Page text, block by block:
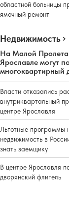
областной больницы
ямочный ремонт
Недвижимость
На Малой
Ярославле могут
многоквартирный
Власти отказались
внутриквартальный
центре Ярославля
Льготные программы
недвижимость в
знать заемщику
В центре Ярославля
дворянский флигель